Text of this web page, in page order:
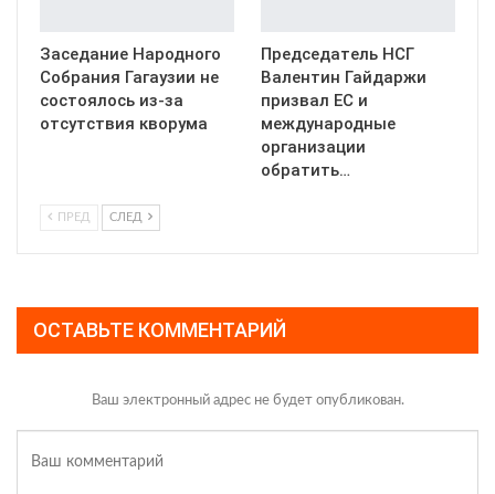
Заседание Народного
Собрания Гагаузии не
состоялось из-за
отсутствия кворума
Председатель НСГ
Валентин Гайдаржи
призвал ЕС и
международные
организации
обратить…
ПРЕД СЛЕД
ОСТАВЬТЕ КОММЕНТАРИЙ
Ваш электронный адрес не будет опубликован.